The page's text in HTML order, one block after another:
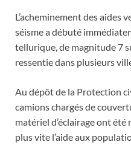
L’acheminement des aides
séisme a débuté
tellurique, de magnitude 7
ressentie dans plusieurs
Au dépôt de la Protection
camions chargés de
matériel d’éclairage ont
plus vite l’aide aux